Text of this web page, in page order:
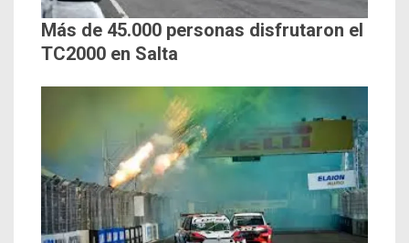
Más de 45.000 personas disfrutaron el
TC2000 en Salta